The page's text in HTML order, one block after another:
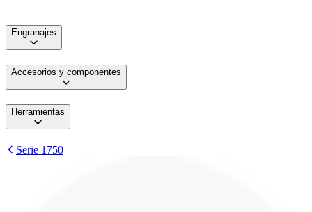
Engranajes
Accesorios y componentes
Herramientas
Serie 1750